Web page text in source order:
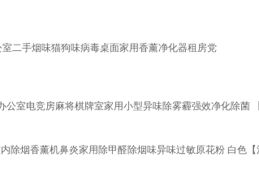
二手烟味猫狗味病毒桌面家用香薰净化器租房党
室电竞房麻将棋牌室家用小型异味除雾霾强效净化除菌
除烟香薰机鼻炎家用除甲醛除烟味异味过敏原花粉 白色【